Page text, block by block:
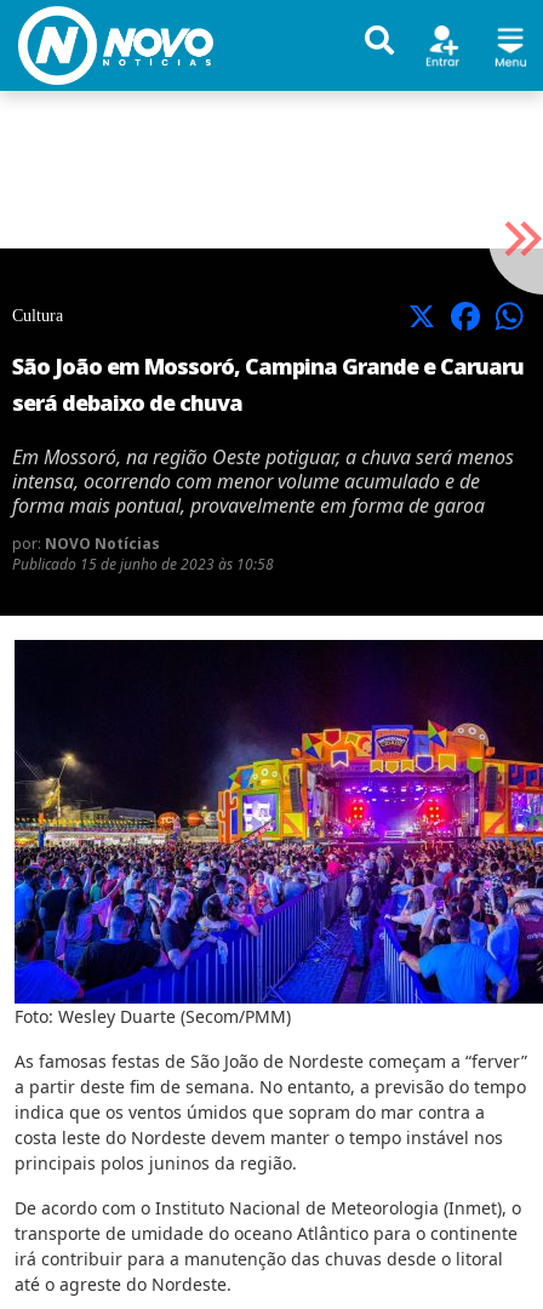
Cultura X Facebook
São João em Mossoró, Campina Grande e Caruaru
será debaixo de chuva
Em Mossoró, na região Oeste potiguar, a chuva será menos
intensa, ocorrendo com menor volume acumulado e de
forma mais pontual, provavelmente em forma de garoa
por: NOVO Notícias
Publicado 15 de junho de 2023 às 10:58
Foto: Wesley Duarte (Secom/PMM)
As famosas festas de São João de Nordeste começam a “ferver”
a partir deste fim de semana. No entanto, a previsão do tempo
indica que os ventos úmidos que sopram do mar contra a
costa leste do Nordeste devem manter o tempo instável nos
principais polos juninos da região.
De acordo com o Instituto Nacional de Meteorologia (Inmet), o
transporte de umidade do oceano Atlântico para o continente
irá contribuir para a manutenção das chuvas desde o litoral
até o agreste do Nordeste.